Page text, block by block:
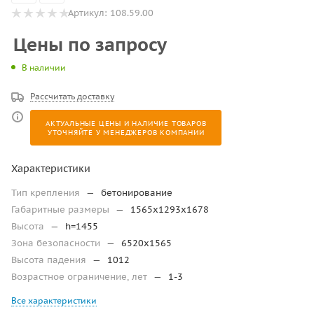
Артикул: 108.59.00
Цены по запросу
В наличии
Рассчитать доставку
АКТУАЛЬНЫЕ ЦЕНЫ И НАЛИЧИЕ ТОВАРОВ
УТОЧНЯЙТЕ У МЕНЕДЖЕРОВ КОМПАНИИ
Характеристики
Тип крепления —
бетонирование
Габаритные размеры
—
1565х1293х1678
Высота
—
h=1455
Зона безопасности
—
6520х1565
Высота падения
—
1012
Возрастное ограничение, лет — 1-3
Все характеристики